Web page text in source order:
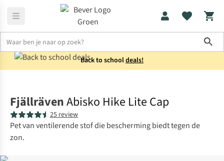
Back to schooldeals!
FjällrävenAbisko Hike Lite Cap
25 review
Pet van ventilerende stof die bescherming biedt tegen de
zon.